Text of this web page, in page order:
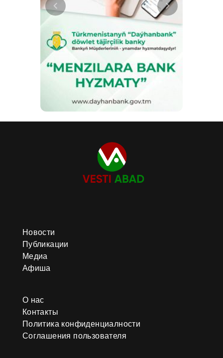
Новости
Публикации
Медиа
Афиша
О нас
Контакты
Политика конфиденциалности
Соглашения пользователя